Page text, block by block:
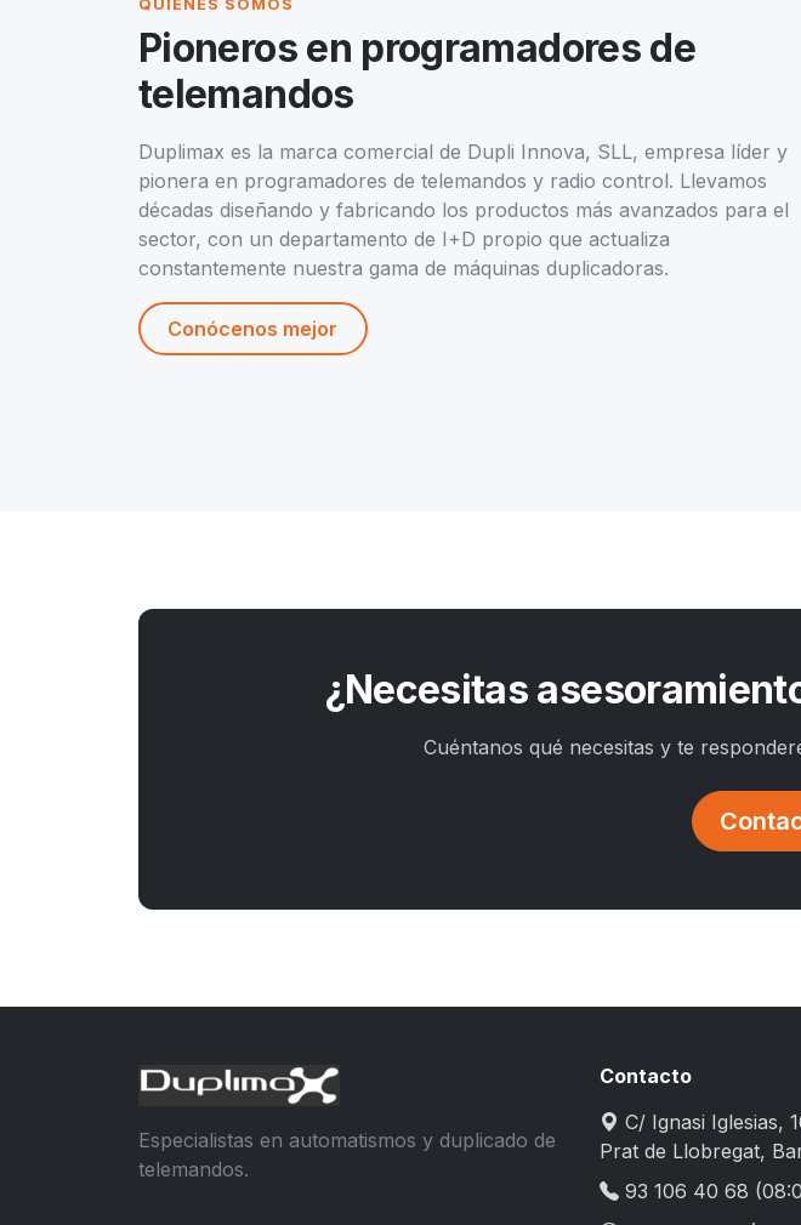
QUIÉNES SOMOS
Pioneros en programadores de
telemandos
Duplimax es la marca comercial de Dupli Innova, SLL, empresa líder y
pionera en programadores de telemandos y radio control. Llevamos
décadas diseñando y fabricando los productos más avanzados para el
sector, con un departamento de I+D propio que actualiza
constantemente nuestra gama de máquinas duplicadoras.
Conócenos mejor
¿Necesitas
Cuéntanos qué necesitas y te
Especialistas en automatismos y duplicado de
telemandos.
Contacto
C/ Ignasi Iglesias,
Prat de Llobregat,
93 106 40 68